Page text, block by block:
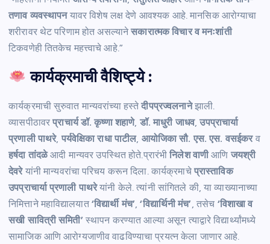
तणाव व्यवस्थापनयावर विशेष लक्ष देणे आवश्यक आहे. मानसिक आरोग्याचा
शरीरावर थेट परिणाम होत असल्यानेसकारात्मक विचार व मनःशांती
टिकवणेही तितकेच महत्त्वाचे आहे.”
कार्यक्रमाची वैशिष्ट्ये :
कार्यक्रमाची सुरुवात मान्यवरांच्या हस्तेदीपप्रज्वलनानेझाली.
व्यासपीठावरप्राचार्य डॉ. कृष्णा शहाणे, डॉ. माधुरी जाधव,उपप्राचार्या
प्रणाली पाथरे, पर्यवेक्षिका राधा पाटील, आयोजिका सौ. एस. एस. वसईकरव
हर्षदा तांदळेआदी मान्यवर उपस्थित होते.प्रारंभीनिलेश वाणीआणि जयश्री
देवरेयांनी मान्यवरांचा परिचय करून दिला. कार्यक्रमाचे प्रास्ताविक
उपप्राचार्या प्रणाली पाथरेयांनी केले. त्यांनी सांगितले की, या व्याख्यानाच्या
निमित्ताने महाविद्यालयात ‘विद्यार्थी मंच’ ,‘विद्यार्थिनी मंच’ , तसेच ‘विशाखा व
सखी सावित्री समिती’स्थापन करण्यात आल्या असून त्याद्वारे विद्यार्थ्यांमध्ये
सामाजिक आणि आरोग्यजाणीव वाढविण्याचा प्रयत्न केला जाणार आहे.